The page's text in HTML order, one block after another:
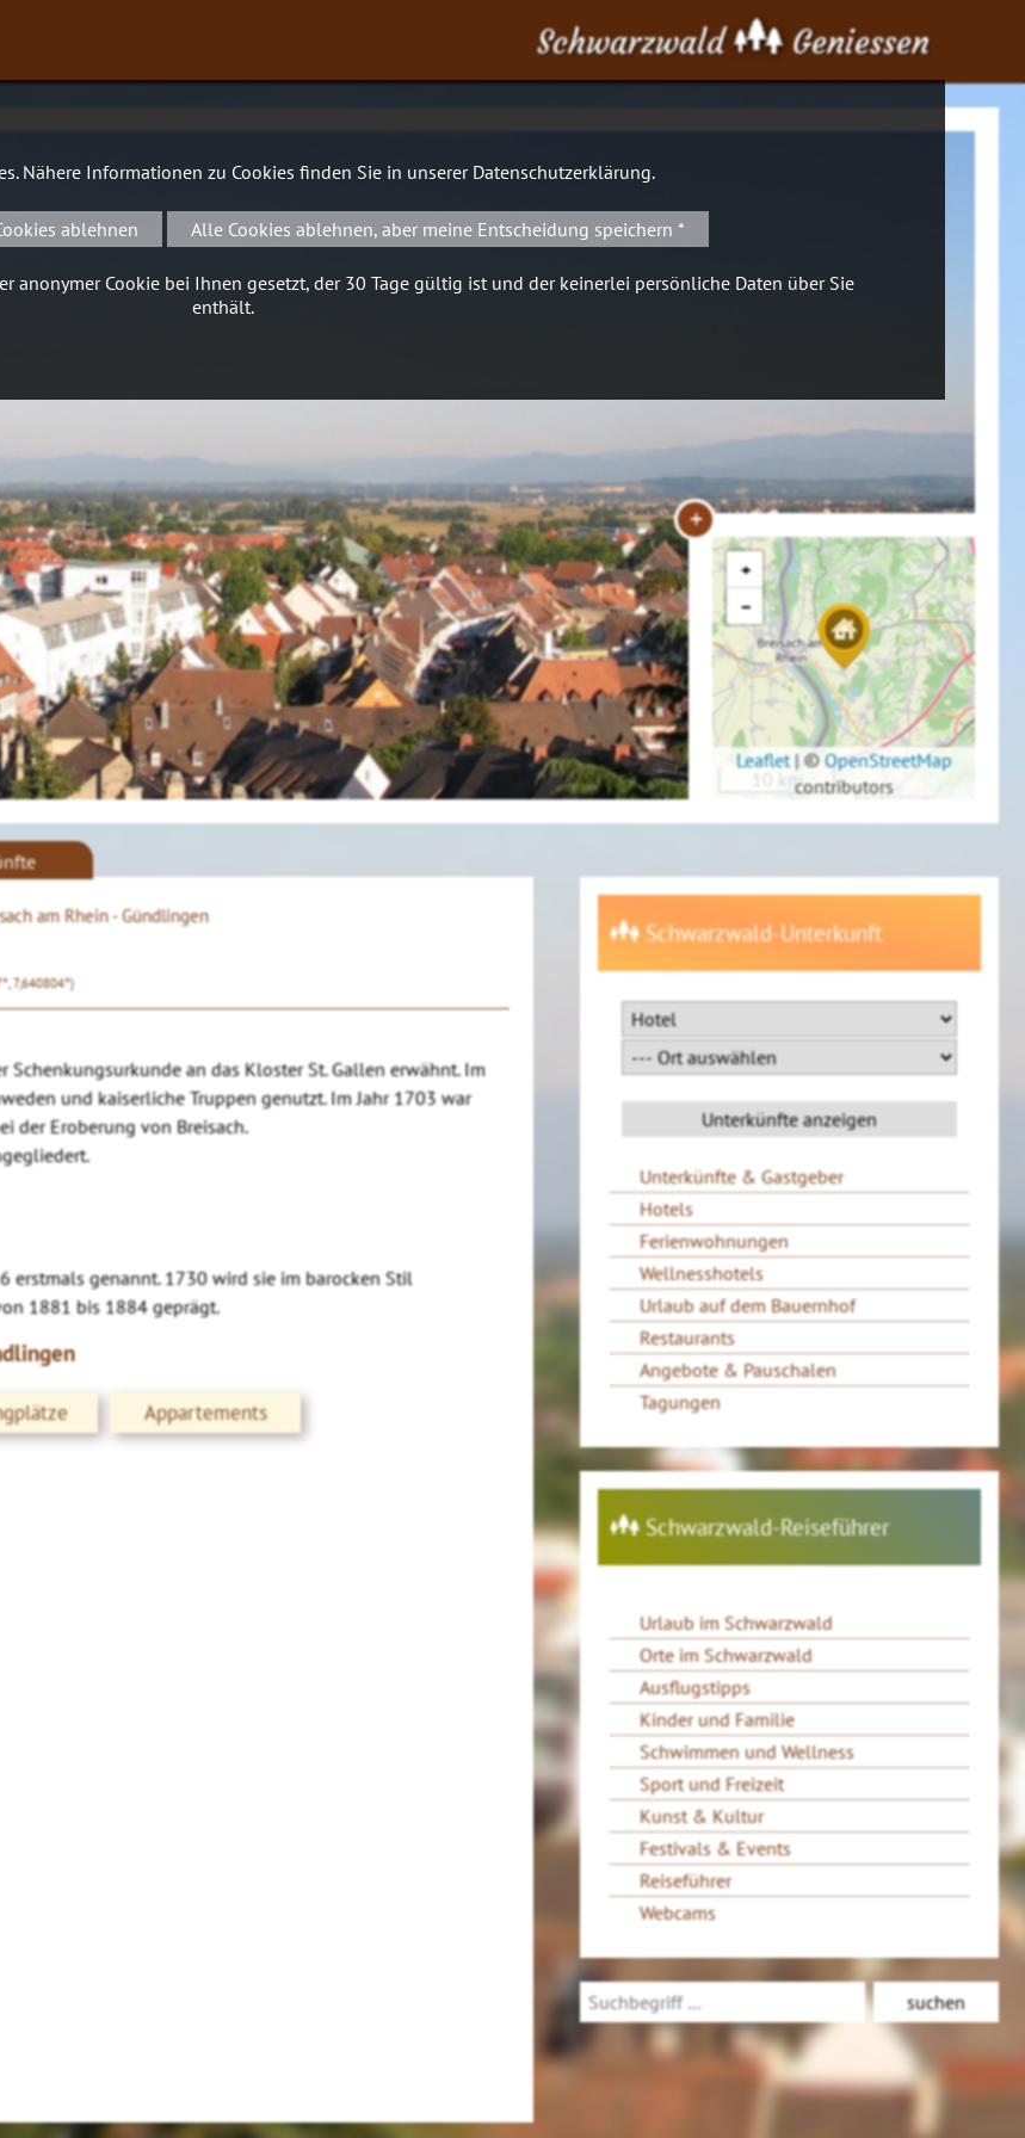
Schwarzwald Geniessen
+
+
−
10 km
Leaflet |©OpenStreetMap
contributors
am Rhein - Gündlingen
7,640804°)
an das Kloster St. Gallen erwähnt. Im
und kaiserliche Truppen genutzt. Im Jahr 1703 war
der Eroberung von Breisach.
erstmals genannt. 1730 wird sie im barocken Stil
1881 bis 1884 geprägt.
Appartements
Schwarzwald-Unterkunft
Unterkünfte & Gastgeber
Hotels
Ferienwohnungen
Wellnesshotels
Urlaub auf dem Bauernhof
Restaurants
Angebote & Pauschalen
Tagungen
Schwarzwald-Reiseführer
Urlaub im Schwarzwald
Orte im Schwarzwald
Ausflugstipps
Kinder und Familie
Schwimmen und Wellness
Sport und Freizeit
Kunst & Kultur
Festivals & Events
Reiseführer
Webcams
Nähere Informationen zu Cookies finden Sie in unserer Datenschutzerklärung.
ablehnen Alle Cookies ablehnen, aber meine Entscheidung speichern *
anonymer Cookie bei Ihnen gesetzt, der 30 Tage gültig ist und der keinerlei persönliche Daten über Sie
enthält.